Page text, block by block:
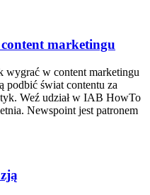
marketingu
w content marketingu
podbić świat contentu za
Weź udział w IAB HowTo
Newspoint jest patronem